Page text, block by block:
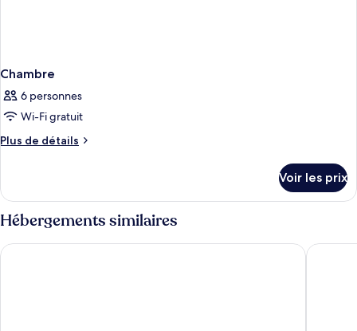
Chambre
6 personnes
Wi-Fi gratuit
Plus de détails
Plus
le
type
de
chambre
Chambre
Voir les prix
Hébergements similaires
Hotel Rainers21